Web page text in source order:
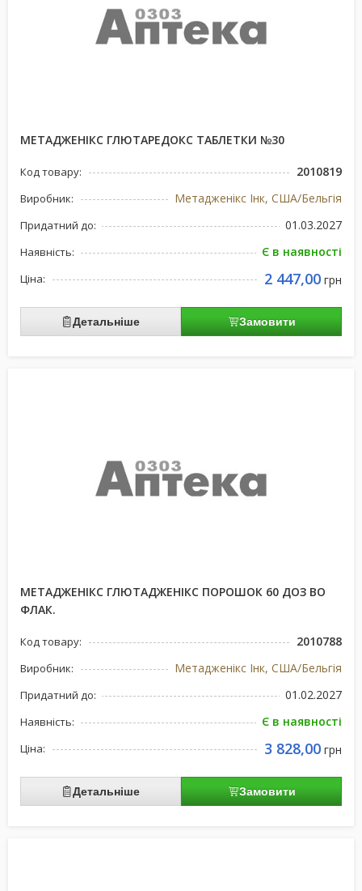
МЕТАДЖЕНІКС ГЛЮТАРЕДОКС ТАБЛЕТКИ №30
Код товару: 2010819
Виробник: Метадженікс Інк, США/Бельгія
Придатний до: 01.03.2027
Наявність: Є в наявності
Ціна: 2 447,00 грн
Детальніше Замовити
МЕТАДЖЕНІКС ГЛЮТАДЖЕНІКС ПОРОШОК 60 ДОЗ ВО
ФЛАК.
Код товару: 2010788
Виробник: Метадженікс Інк, США/Бельгія
Придатний до: 01.02.2027
Наявність: Є в наявності
Ціна: 3 828,00 грн
Детальніше Замовити